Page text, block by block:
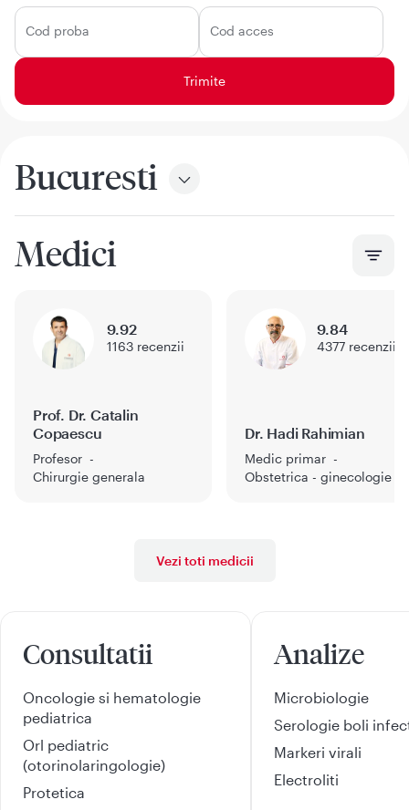
Cod proba Cod acces
Bucuresti
Medici
Prof. Dr. Catalin
Copaescu
Profesor
Chirurgie generala
9.92
1163 recenzii
Dr. Hadi Rahimian
Medic primar
Obstetrica - ginecologie
9.84
4377 recenzii
Vezi toti medicii
Consultatii
Oncologie si hematologie
pediatrica
Orl pediatric
(otorinolaringologie)
Protetica
Analize
Microbiologie
Serologie boli
Markeri virali
Electroliti